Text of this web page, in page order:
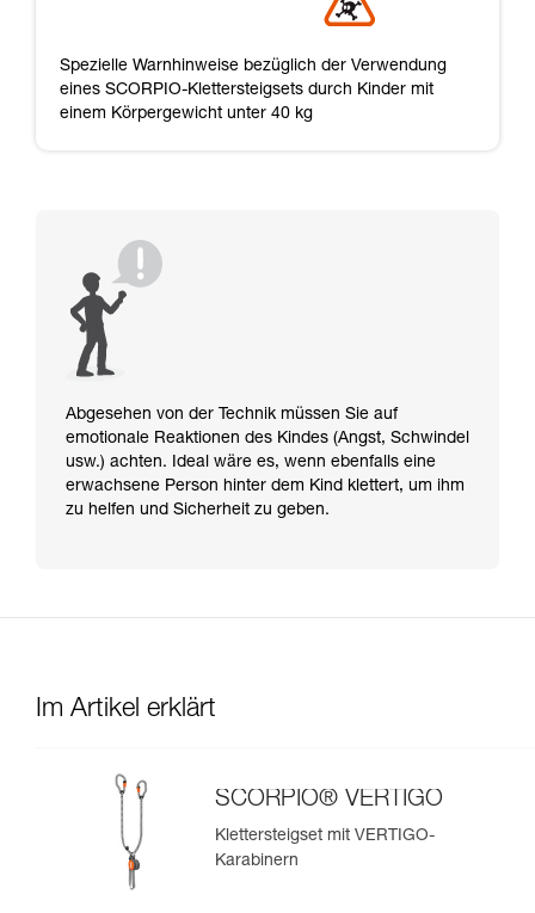
Spezielle Warnhinweise bezüglich der Verwendung
eines SCORPIO-Klettersteigsets durch Kinder mit
einem Körpergewicht unter 40 kg
Abgesehen von der Technik müssen Sie auf
emotionale Reaktionen des Kindes (Angst, Schwindel
usw.) achten. Ideal wäre es, wenn ebenfalls eine
erwachsene Person hinter dem Kind klettert, um ihm
zu helfen und Sicherheit zu geben.
Im Artikel erklärt
SCORPIO® VERTIGO
Klettersteigset mit VERTIGO-
Karabinern